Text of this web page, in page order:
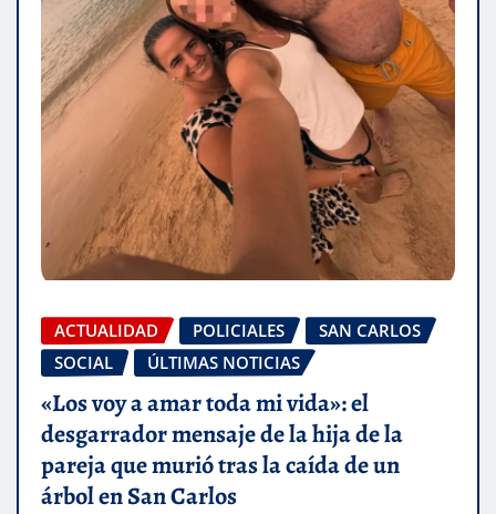
ACTUALIDAD POLICIALES
SAN CARLOS
SOCIAL
ÚLTIMAS NOTICIAS
«Los voy a amar toda mi vida»: el
desgarrador mensaje de la hija de la
pareja que murió tras la caída de un
árbol en San Carlos